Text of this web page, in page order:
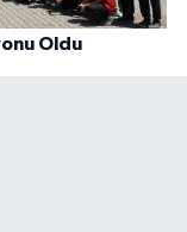
Oldu